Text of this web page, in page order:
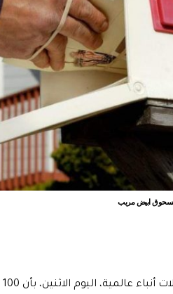
مسحوق ابيض مريب